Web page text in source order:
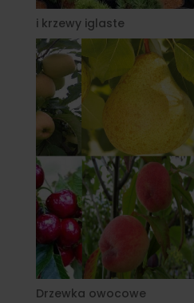
i krzewy iglaste
Drzewka owocowe